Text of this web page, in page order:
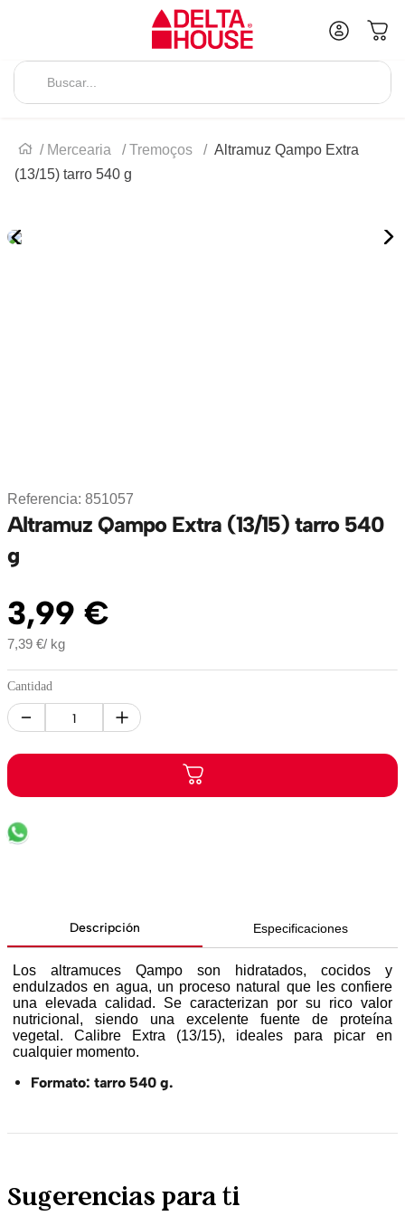
Mercearia Tremoços
Altramuz Qampo Extra
(13/15) tarro 540 g
Referencia: 851057
Altramuz Qampo Extra (13/15) tarro 540
g
3,99 €
7,39 €/ kg
Cantidad
Descripción Especificaciones
Los altramuces Qampo son hidratados, cocidos y
endulzados en agua, un proceso natural que les confiere
una elevada calidad. Se caracterizan por su rico valor
nutricional, siendo una excelente fuente de proteína
vegetal. Calibre Extra (13/15), ideales para picar en
cualquier momento.
Formato: tarro 540 g.
Sugerencias para ti